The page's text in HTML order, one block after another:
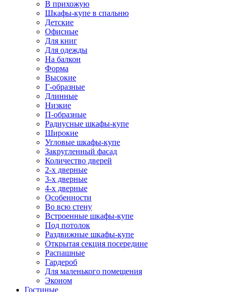
В прихожую
Шкафы-купе в спальню
Детские
Офисные
Для книг
Для одежды
На балкон
Форма
Высокие
Г-образные
Длинные
Низкие
П-образные
Радиусные шкафы-купе
Широкие
Угловые шкафы-купе
Закругленный фасад
Количество дверей
2-х дверные
3-х дверные
4-х дверные
Особенности
Во всю стену
Встроенные шкафы-купе
Под потолок
Раздвижные шкафы-купе
Открытая секция посередине
Распашные
Гардероб
Для маленького помещения
Эконом
Гостиные